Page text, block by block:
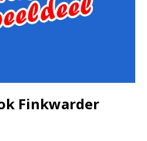
Finkwarder